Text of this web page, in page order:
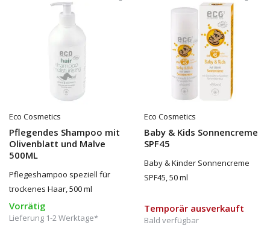
Eco Cosmetics
Pflegendes Shampoo mit
Olivenblatt und Malve
500ML
Pflegeshampoo speziell für
trockenes Haar, 500 ml
Vorrätig
Lieferung 1-2 Werktage*
Eco Cosmetics
Baby & Kids Sonnencreme
SPF45
Baby & Kinder Sonnencreme
SPF45, 50 ml
Temporär ausverkauft
Bald verfügbar